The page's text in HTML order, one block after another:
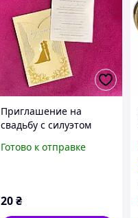
Приглашение на
свадьбу с силуэтом
молочный, 12 х 19 см, 1
Готово к отправке
20 ₴